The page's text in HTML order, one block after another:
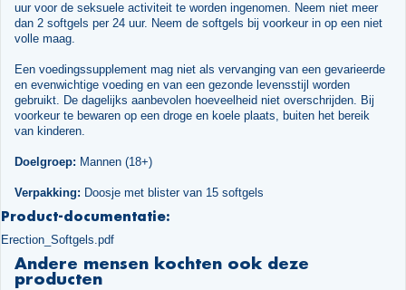
uur voor de seksuele activiteit te worden ingenomen. Neem niet meer
dan 2 softgels per 24 uur. Neem de softgels bij voorkeur in op een niet
volle maag.
Een voedingssupplement mag niet als vervanging van een gevarieerde
en evenwichtige voeding en van een gezonde levensstijl worden
gebruikt. De dagelijks aanbevolen hoeveelheid niet overschrijden. Bij
voorkeur te bewaren op een droge en koele plaats, buiten het bereik
van kinderen.
Doelgroep: Mannen (18+)
Verpakking: Doosje met blister van 15 softgels
Product-documentatie:
Erection_Softgels.pdf
Andere mensen kochten ook deze
producten